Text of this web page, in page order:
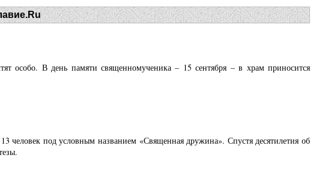
особо. В день памяти священномученика – 15 сентября – в храм приносится
человек под условным названием «Священная дружина». Спустя десятилетия об